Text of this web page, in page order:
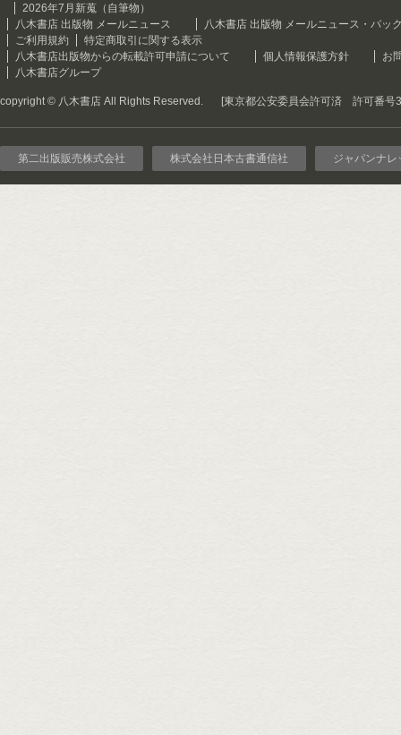
2026年7月新蒐（自筆物）
八木書店 出版物 メールニュース
八木書店 出版物 メールニュース・バッ
ご利用規約
特定商取引に関する表示
八木書店出版物からの転載許可申請について
個人情報保護方針
お
八木書店グループ
copyright © 八木書店 All Rights Reserved. [東京都公安委員会許可済 許可番号
第二出版販売株式会社 株式会社日本古書通信社 ジャパンナレ